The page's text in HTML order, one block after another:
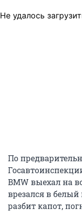
Не удалось
По
BMW выехал на
врезался в белый
разбит капот,